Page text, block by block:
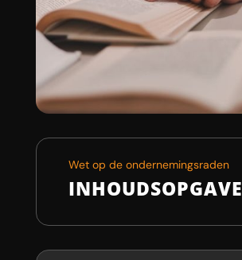
Wet op de ondernemingsraden
INHOUDSOPGAVE